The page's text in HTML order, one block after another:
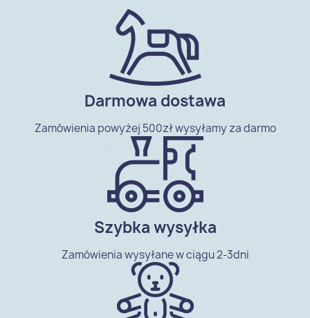
Darmowa dostawa
Zamówienia powyżej 500zł wysyłamy za darmo
Szybka wysyłka
Zamówienia wysyłane w ciągu 2-3dni